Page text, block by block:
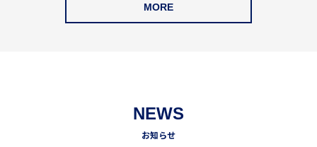
前回購入の2ドアと並べると、
MORE
NEWS
お知らせ